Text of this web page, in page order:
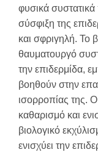
φυσικά
σύσφιξη της
και σφριγηλή. Το
θαυματουργό
την επιδερμίδα,
βοηθούν στην
ισορροπίας της.
καθαρισμό και
βιολογικό
ενισχύει την